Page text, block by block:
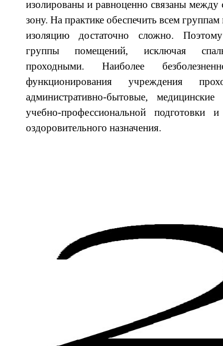
изолированы и равноценно связаны между
зону. На практике обеспечить всем
изоляцию достаточно сложно.
группы помещений, исключая
проходными. Наиболее
функционирования учреждения
административно-бытовые,
учебно-профессиональной подготовки
оздоровительного назначения.